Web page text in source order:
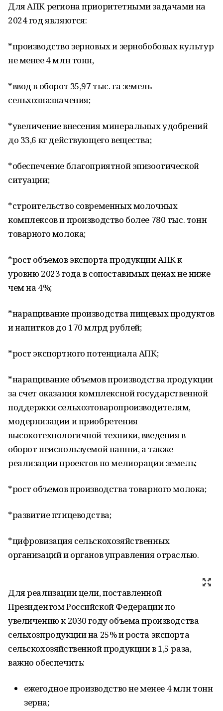
Для АПК региона приоритетными задачами на
2024 год являются:
*производство зерновых и зернобобовых культур
не менее 4 млн тонн,
*ввод в оборот 35,97 тыс. га земель
сельхозназначения;
*увеличение внесения минеральных удобрений
до 33,6 кг действующего вещества;
*обеспечение благоприятной эпизоотической
ситуации;
*строительство современных молочных
комплексов и производство более 780 тыс. тонн
товарного молока;
*рост объемов экспорта продукции АПК к
уровню 2023 года в сопоставимых ценах не ниже
чем на 4%;
*наращивание производства пищевых продуктов
и напитков до 170 млрд рублей;
*рост экспортного потенциала АПК;
*наращивание объемов производства продукции
за счет оказания комплексной государственной
поддержки сельхозтоваропроизводителям,
модернизации и приобретения
высокотехнологичной техники, введения в
оборот неиспользуемой пашни, а также
реализации проектов по мелиорации земель;
*рост объемов производства товарного молока;
*развитие птицеводства;
*цифровизация сельскохозяйственных
организаций и органов управления отраслью.
Для реализации цели, поставленной
Президентом Российской Федерации по
увеличению к 2030 году объема производства
сельхозпродукции на 25% и роста экспорта
сельскохозяйственной продукции в 1,5 раза,
важно обеспечить:
ежегодное производство не менее 4 млн тонн
зерна;